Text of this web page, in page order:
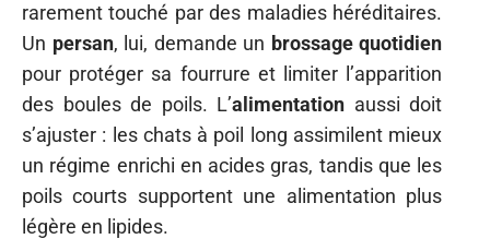
rarement touché par des maladies héréditaires.
Un persan, lui, demande un brossage quotidien
pour protéger sa fourrure et limiter l’apparition
des boules de poils. L’alimentation aussi doit
s’ajuster : les chats à poil long assimilent mieux
un régime enrichi en acides gras, tandis que les
poils courts supportent une alimentation plus
légère en lipides.